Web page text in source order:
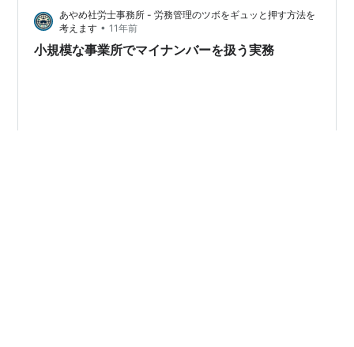
あやめ社労士事務所 - 労務管理のツボをギュッと押す方法を
考えます • 11年前
小規模な事業所でマイナンバーを扱う実務